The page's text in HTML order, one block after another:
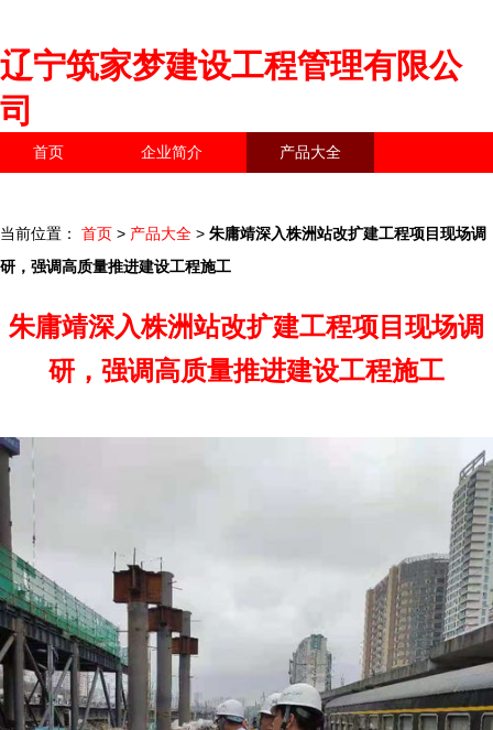
辽宁筑家梦建设工程管理有限公
司
首页 企业简介 产品大全
当前位置： 首页 > 产品大全 > 朱庸靖深入株洲站改扩建工程项目现场调
研，强调高质量推进建设工程施工
朱庸靖深入株洲站改扩建工程项目现场调
研，强调高质量推进建设工程施工